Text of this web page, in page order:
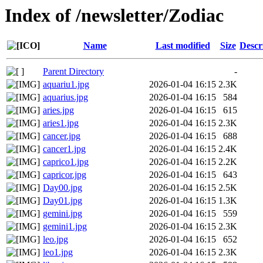
Index of /newsletter/Zodiac
Name Last modified Size
Parent Directory
-
aquariu1.jpg
2026-01-04 16:15 2.3K
aquarius.jpg
2026-01-04 16:15
584
aries.jpg
2026-01-04 16:15
615
aries1.jpg
2026-01-04 16:15 2.3K
cancer.jpg
2026-01-04 16:15
688
cancer1.jpg
2026-01-04 16:15 2.4K
caprico1.jpg
2026-01-04 16:15 2.2K
capricor.jpg
2026-01-04 16:15
643
Day00.jpg
2026-01-04 16:15 2.5K
Day01.jpg
2026-01-04 16:15 1.3K
gemini.jpg
2026-01-04 16:15
559
gemini1.jpg
2026-01-04 16:15 2.3K
leo.jpg
2026-01-04 16:15
652
leo1.jpg
2026-01-04 16:15 2.3K